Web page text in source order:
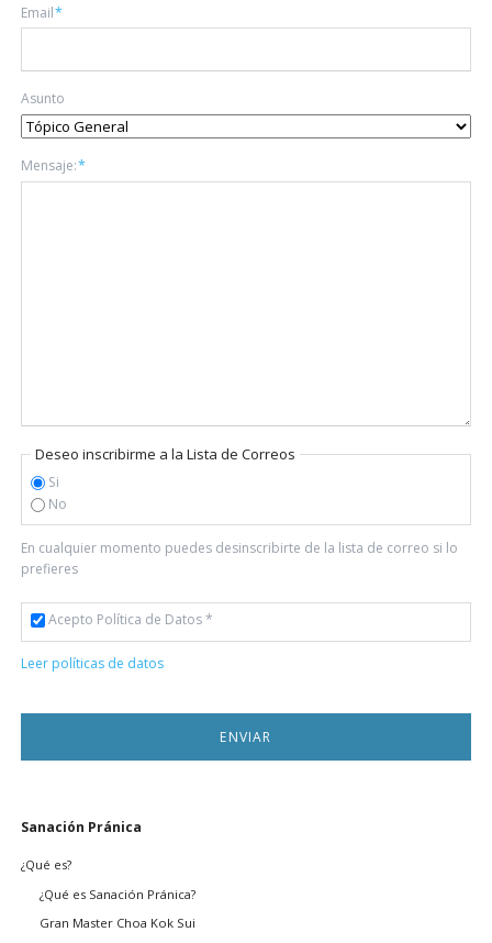
Campo
obligatorio
Email*
Asunto
Campo
obligatorio
Mensaje:*
Deseo inscribirme a la Lista de Correos
Si
No
En cualquier momento puedes desinscribirte de la lista de correo si lo
prefieres
Acepto Política de Datos *
Leer políticas de datos
Saltar
Sanación Pránica
¿Qué es?
¿Qué es Sanación Pránica?
Gran Master Choa Kok Sui